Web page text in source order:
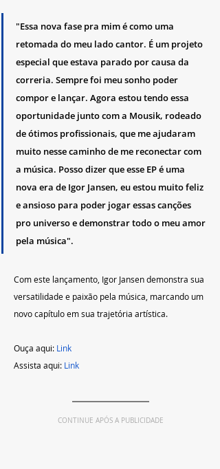
"Essa nova fase pra mim é como uma
retomada do meu lado cantor. É um projeto
especial que estava parado por causa da
correria. Sempre foi meu sonho poder
compor e lançar. Agora estou tendo essa
oportunidade junto com a Mousik, rodeado
de ótimos profissionais, que me ajudaram
muito nesse caminho de me reconectar com
a música. Posso dizer que esse EP é uma
nova era de Igor Jansen, eu estou muito feliz
e ansioso para poder jogar essas canções
pro universo e demonstrar todo o meu amor
pela música".
Com este lançamento, Igor Jansen demonstra sua
versatilidade e paixão pela música, marcando um
novo capítulo em sua trajetória artística.
Ouça aqui: Link
Assista aqui: Link
CONTINUE APÓS A PUBLICIDADE